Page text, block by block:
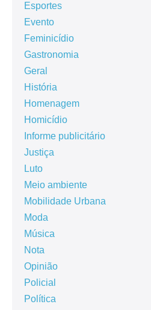
Esportes
Evento
Feminicídio
Gastronomia
Geral
História
Homenagem
Homicídio
Informe publicitário
Justiça
Luto
Meio ambiente
Mobilidade Urbana
Moda
Música
Nota
Opinião
Policial
Política